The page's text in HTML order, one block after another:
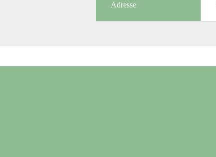
Adresse